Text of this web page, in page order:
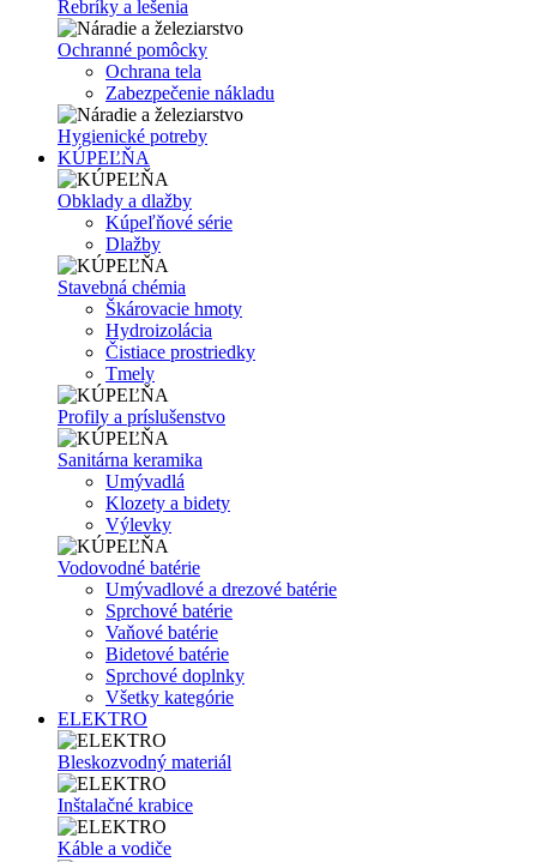
Rebríky a lešenia
Ochranné pomôcky
Ochrana tela
Zabezpečenie nákladu
Hygienické potreby
KÚPEĽŇA
Obklady a dlažby
Kúpeľňové série
Dlažby
Stavebná chémia
Škárovacie hmoty
Hydroizolácia
Čistiace prostriedky
Tmely
Profily a príslušenstvo
Sanitárna keramika
Umývadlá
Klozety a bidety
Výlevky
Vodovodné batérie
Umývadlové a drezové batérie
Sprchové batérie
Vaňové batérie
Bidetové batérie
Sprchové doplnky
Všetky kategórie
ELEKTRO
Bleskozvodný materiál
Inštalačné krabice
Káble a vodiče